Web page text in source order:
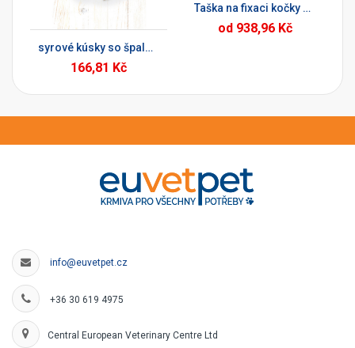
syrové kúsky so špaldou a ľanom 150g
166,81 Kč
Taška na fixaci kočky pro vyšetření
od 938,96 Kč
PŘIDAT DO KOŠÍKU
info@euvetpet.cz
+36 30 619 4975
Central European Veterinary Centre Ltd